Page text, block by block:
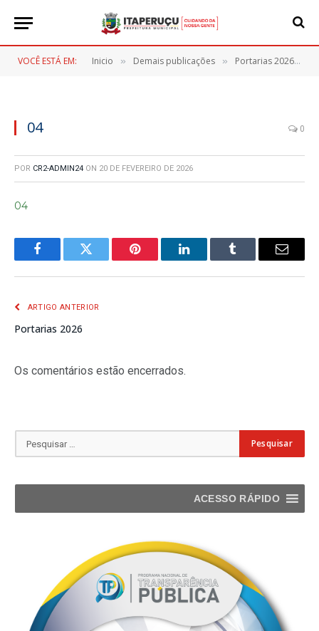
VOCÊ ESTÁ EM: Inicio » Demais publicações » Portarias 2026
04 0
POR CR2-ADMIN24 ON 20 DE FEVEREIRO DE 2026
04
FacebookTwitter Pinterest LinkedInTumblr
E-
ARTIGO ANTERIOR
Portarias 2026
Os comentários estão encerrados.
ACESSO RÁPIDO